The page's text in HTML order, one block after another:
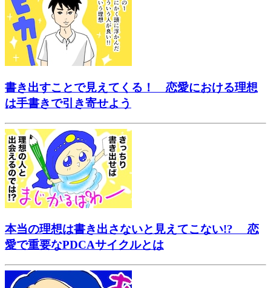
書き出すことで見えてくる！ 恋愛における理想
は手書きで引き寄せよう
本当の理想は書き出さないと見えてこない!? 恋
愛で重要なPDCAサイクルとは